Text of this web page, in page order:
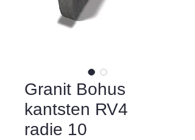
Granit Bohus
kantsten RV4
radie 10